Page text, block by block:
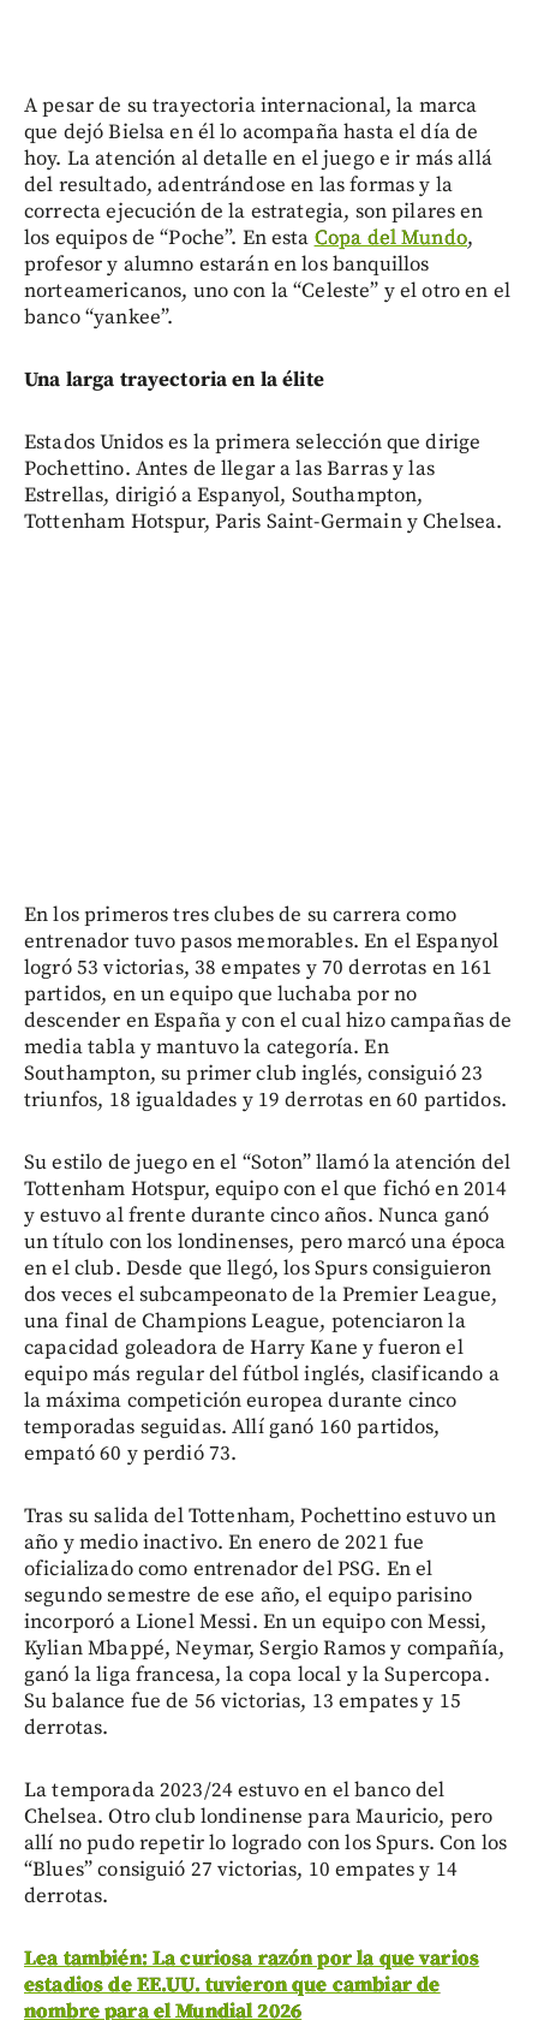
A pesar de su trayectoria internacional, la marca
que dejó Bielsa en él lo acompaña hasta el día de
hoy. La atención al detalle en el juego e ir más allá
del resultado, adentrándose en las formas y la
correcta ejecución de la estrategia, son pilares en
los equipos de “Poche”. En esta Copa del Mundo,
profesor y alumno estarán en los banquillos
norteamericanos, uno con la “Celeste” y el otro en el
banco “yankee”.
Una larga trayectoria en la élite
Estados Unidos es la primera selección que dirige
Pochettino. Antes de llegar a las Barras y las
Estrellas, dirigió a Espanyol, Southampton,
Tottenham Hotspur, Paris Saint-Germain y Chelsea.
En los primeros tres clubes de su carrera como
entrenador tuvo pasos memorables. En el Espanyol
logró 53 victorias, 38 empates y 70 derrotas en 161
partidos, en un equipo que luchaba por no
descender en España y con el cual hizo campañas de
media tabla y mantuvo la categoría. En
Southampton, su primer club inglés, consiguió 23
triunfos, 18 igualdades y 19 derrotas en 60 partidos.
Su estilo de juego en el “Soton” llamó la atención del
Tottenham Hotspur, equipo con el que fichó en 2014
y estuvo al frente durante cinco años. Nunca ganó
un título con los londinenses, pero marcó una época
en el club. Desde que llegó, los Spurs consiguieron
dos veces el subcampeonato de la Premier League,
una final de Champions League, potenciaron la
capacidad goleadora de Harry Kane y fueron el
equipo más regular del fútbol inglés, clasificando a
la máxima competición europea durante cinco
temporadas seguidas. Allí ganó 160 partidos,
empató 60 y perdió 73.
Tras su salida del Tottenham, Pochettino estuvo un
año y medio inactivo. En enero de 2021 fue
oficializado como entrenador del PSG. En el
segundo semestre de ese año, el equipo parisino
incorporó a Lionel Messi. En un equipo con Messi,
Kylian Mbappé, Neymar, Sergio Ramos y compañía,
ganó la liga francesa, la copa local y la Supercopa.
Su balance fue de 56 victorias, 13 empates y 15
derrotas.
La temporada 2023/24 estuvo en el banco del
Chelsea. Otro club londinense para Mauricio, pero
allí no pudo repetir lo logrado con los Spurs. Con los
“Blues” consiguió 27 victorias, 10 empates y 14
derrotas.
Lea también: La curiosa razón por la que varios
estadios de EE.UU. tuvieron que cambiar de
nombre para el Mundial 2026